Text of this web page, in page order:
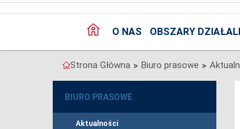
O NAS OBSZARY
Strona Główna > Biuro prasowe >
BIURO PRASOWE
Aktualności